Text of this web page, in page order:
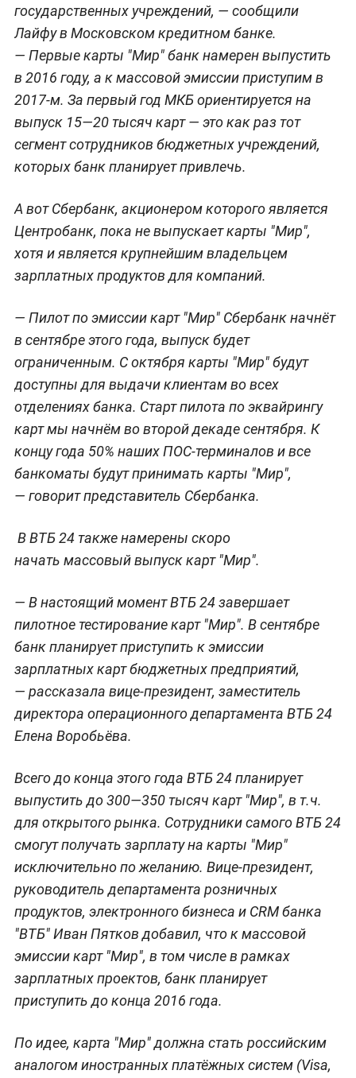
государственных учреждений, — сообщили
Лайфу в Московском кредитном банке.
— Первые карты "Мир" банк намерен выпустить
в 2016 году, а к массовой эмиссии приступим в
2017-м. За первый год МКБ ориентируется на
выпуск 15—20 тысяч карт — это как раз тот
сегмент сотрудников бюджетных учреждений,
которых банк планирует привлечь.
А вот Сбербанк, акционером которого является
Центробанк, пока не выпускает карты "Мир",
хотя и является крупнейшим владельцем
зарплатных продуктов для компаний.
— Пилот по эмиссии карт "Мир" Сбербанк начнёт
в сентябре этого года, выпуск будет
ограниченным. С октября карты "Мир" будут
доступны для выдачи клиентам во всех
отделениях банка. Старт пилота по эквайрингу
карт мы начнём во второй декаде сентября. К
концу года 50% наших ПОС-терминалов и все
банкоматы будут принимать карты "Мир",
— говорит представитель Сбербанка.
В ВТБ 24 также намерены скоро
начать массовый выпуск карт "Мир".
— В настоящий момент ВТБ 24 завершает
пилотное тестирование карт "Мир". В сентябре
банк планирует приступить к эмиссии
зарплатных карт бюджетных предприятий,
— рассказала вице-президент, заместитель
директора операционного департамента ВТБ 24
Елена Воробьёва.
Всего до конца этого года ВТБ 24 планирует
выпустить до 300—350 тысяч карт "Мир", в т.ч.
для открытого рынка. Сотрудники самого ВТБ 24
смогут получать зарплату на карты "Мир"
исключительно по желанию. Вице-президент,
руководитель департамента розничных
продуктов, электронного бизнеса и CRM банка
"ВТБ" Иван Пятков добавил, что к массовой
эмиссии карт "Мир", в том числе в рамках
зарплатных проектов, банк планирует
приступить до конца 2016 года.
По идее, карта "Мир" должна стать российским
аналогом иностранных платёжных систем (Visa,